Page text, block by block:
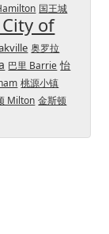
国王城
of
奥罗拉
巴里 Barrie 怡
桃源小镇
Milton 金斯顿